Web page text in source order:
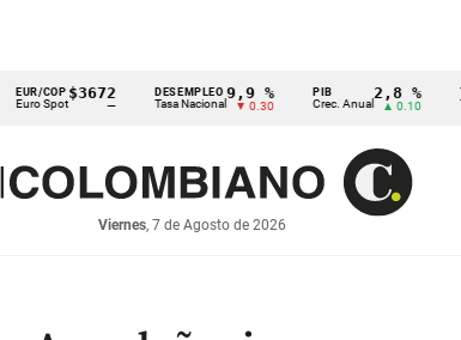
$3672
—
DESEMPLEO
Tasa Nacional
9,9 %
▼ 0.30
PIB
Crec. Anual
2,8 %
▲ 0.10
TRM
Tasa
Viernes, 7 de Agosto de 2026